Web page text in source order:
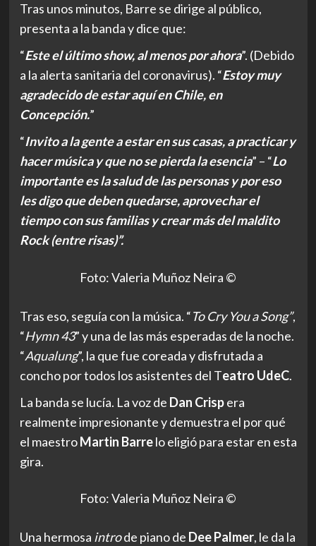
Tras unos minutos, Barre se dirige al público,
presenta a la banda y dice que:
“Este el último show, al menos por ahora”. (Debido
a la alerta sanitaria del coronavirus). “Estoy muy
agradecido de estar aquí en Chile, en
Concepción.”
“Invito a la gente a estar en sus casas, a practicar y
hacer música y que no se pierda la esencia” – “Lo
importante es la salud de las personas y por eso
les digo que deben quedarse, aprovechar el
tiempo con sus familias y crear más del maldito
Rock (entre risas)”.
Foto: Valeria Muñoz Neira ©
Tras eso, seguía con la música. “To Cry You a Song”,
“Hymn 43” y una de las más esperadas de la noche.
“Aqualung”, la que fue coreada y disfrutada a
concho por todos los asistentes del Teatro UdeC.
La banda se lucía. La voz de Dan Crispera
realmente impresionante y demuestra el por qué
el maestroMartin Barrelo eligió para estar en esta
gira.
Foto: Valeria Muñoz Neira ©
Una hermosa introde piano de Dee Palmer, le da la